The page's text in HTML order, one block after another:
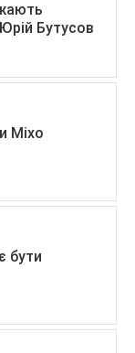
Бутусов
Міхо
бути